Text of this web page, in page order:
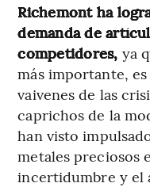
Richemont ha
demanda de
competidores, ya
más importante,
vaivenes de las
caprichos de la
han visto
metales preciosos
incertidumbre y el